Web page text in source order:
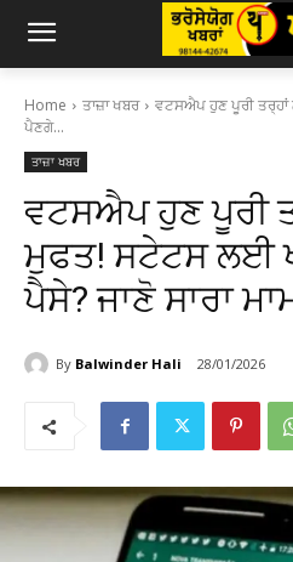
Home ਤਾਜ਼ਾ ਖਬਰ
ਵਟਸਐਪ ਹੁਣ ਪੂਰੀ
ਪੈਣਗੇ...
ਤਾਜ਼ਾ ਖਬਰ
ਵਟਸਐਪ ਹੁਣ ਪੂਰੀ
ਮੁਫਤ! ਸਟੇਟਸ ਲਈ
ਪੈਸੇ? ਜਾਣੋ ਸਾਰਾ
By Balwinder Hali 28/01/2026